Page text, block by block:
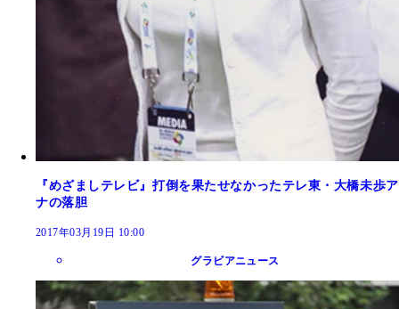
『めざましテレビ』打倒を果たせなかったテレ東・大橋未歩ア
ナの落胆
2017年03月19日 10:00
グラビアニュース